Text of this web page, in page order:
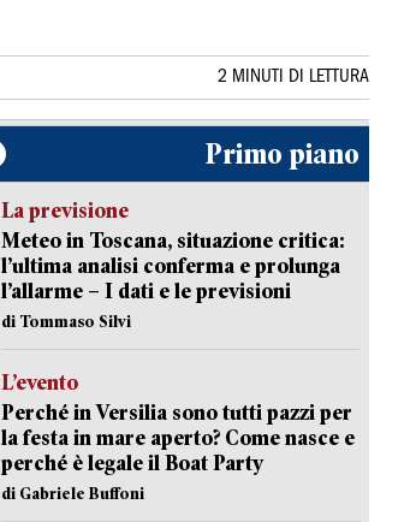
2 MINUTI DI LETTURA
Primo piano
La previsione
Meteo in Toscana, situazione critica:
l’ultima analisi conferma e prolunga
l’allarme – I dati e le previsioni
di Tommaso Silvi
L’evento
Perché in Versilia sono tutti pazzi per
la festa in mare aperto? Come nasce e
perché è legale il Boat Party
di Gabriele Buffoni